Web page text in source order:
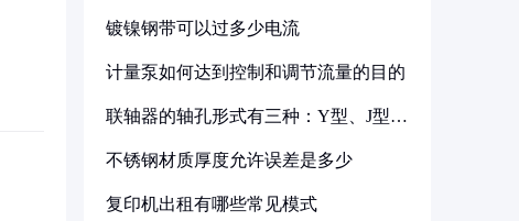
镀镍钢带可以过多少电流
计量泵如何达到控制和调节流量的目的
联轴器的轴孔形式有三种：Y型、J型、
不锈钢材质厚度允许误差是多少
复印机出租有哪些常见模式